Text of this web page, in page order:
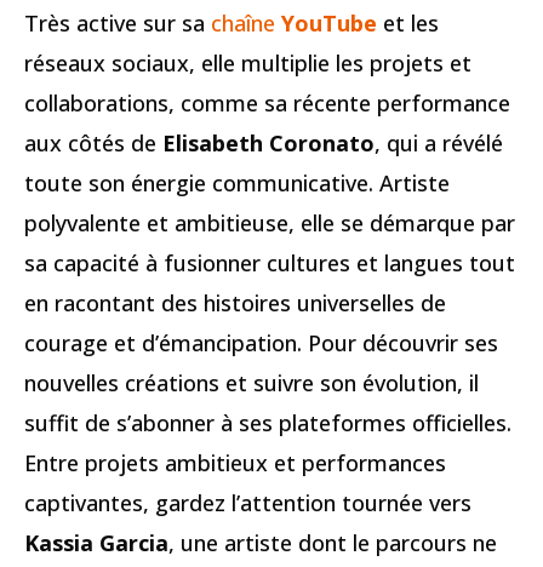
Très active sur sa chaîne YouTube et les
réseaux sociaux, elle multiplie les projets et
collaborations, comme sa récente performance
aux côtés de Elisabeth Coronato, qui a révélé
toute son énergie communicative. Artiste
polyvalente et ambitieuse, elle se démarque par
sa capacité à fusionner cultures et langues tout
en racontant des histoires universelles de
courage et d’émancipation. Pour découvrir ses
nouvelles créations et suivre son évolution, il
suffit de s’abonner à ses plateformes officielles.
Entre projets ambitieux et performances
captivantes, gardez l’attention tournée vers
Kassia Garcia, une artiste dont le parcours ne